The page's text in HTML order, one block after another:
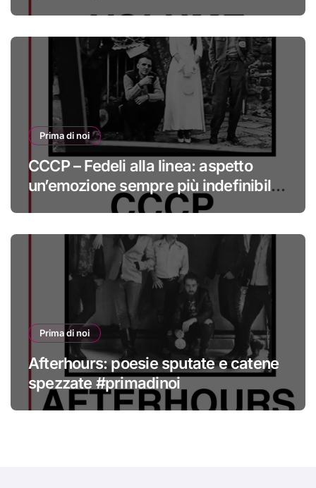
Prima di noi
CCCP – Fedeli alla linea: aspetto
un’emozione sempre più indefinibile
#primadinoi
Prima di noi
Afterhours: poesie sputate e catene
spezzate #primadinoi